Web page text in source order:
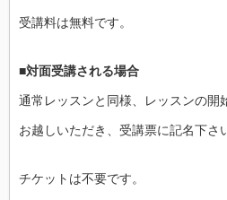
受講料は無料です。
■対面受講される場合
通常レッスンと同様、 レッスンの開
お越しいただき、 受講票に記名下さ
チケットは不要です。